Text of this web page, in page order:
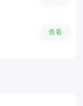
查看